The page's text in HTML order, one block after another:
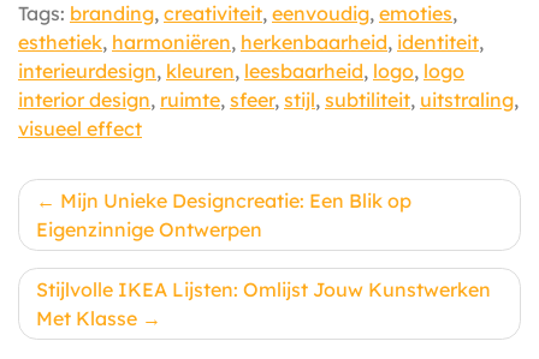
Tags: branding, creativiteit, eenvoudig, emoties,
esthetiek, harmoniëren, herkenbaarheid, identiteit,
interieurdesign, kleuren, leesbaarheid, logo, logo
interior design, ruimte, sfeer, stijl, subtiliteit, uitstraling,
visueel effect
Berichtnavigatie
Mijn Unieke Designcreatie: Een Blik op
Eigenzinnige Ontwerpen
Stijlvolle IKEA Lijsten: Omlijst Jouw Kunstwerken
Met Klasse